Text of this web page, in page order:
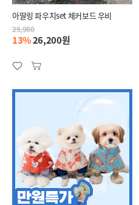
아딸링 파우치set 체커보드 우비
29,980
13%26,200원